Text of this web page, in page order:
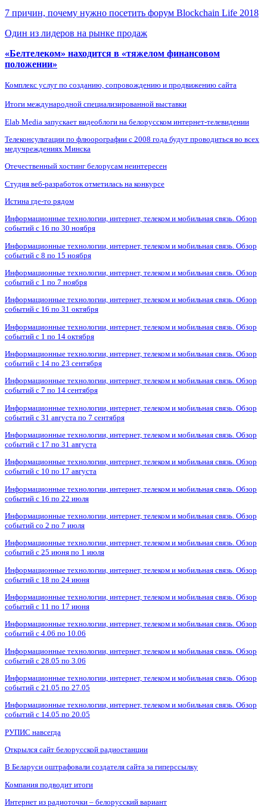
7 причин, почему нужно посетить форум Blockchain Life 2018
Один из лидеров на рынке продаж
«Белтелеком» находится в «тяжелом финансовом
положении»
Комплекс услуг по созданию, сопровождению и продвижению сайта
Итоги международной специализированной выставки
Elab Media запускает видеоблоги на белорусском интернет-телевидении
Телеконсультации по флюорографии с 2008 года будут проводиться во всех
медучреждениях Минска
Отечественный хостинг белорусам неинтересен
Студия веб-разработок отметилась на конкурсе
Истина где-то рядом
Информационные технологии, интернет, телеком и мобильная связь. Обзор
событий с 16 по 30 ноября
Информационные технологии, интернет, телеком и мобильная связь. Обзор
событий с 8 по 15 ноября
Информационные технологии, интернет, телеком и мобильная связь. Обзор
событий с 1 по 7 ноября
Информационные технологии, интернет, телеком и мобильная связь. Обзор
событий с 16 по 31 октября
Информационные технологии, интернет, телеком и мобильная связь. Обзор
событий с 1 по 14 октября
Информационные технологии, интернет, телеком и мобильная связь. Обзор
событий с 14 по 23 сентября
Информационные технологии, интернет, телеком и мобильная связь. Обзор
событий с 7 по 14 сентября
Информационные технологии, интернет, телеком и мобильная связь. Обзор
событий с 31 августа по 7 сентября
Информационные технологии, интернет, телеком и мобильная связь. Обзор
событий с 17 по 31 августа
Информационные технологии, интернет, телеком и мобильная связь. Обзор
событий с 10 по 17 августа
Информационные технологии, интернет, телеком и мобильная связь. Обзор
событий с 16 по 22 июля
Информационные технологии, интернет, телеком и мобильная связь. Обзор
событий со 2 по 7 июля
Информационные технологии, интернет, телеком и мобильная связь. Обзор
событий с 25 июня по 1 июля
Информационные технологии, интернет, телеком и мобильная связь. Обзор
событий с 18 по 24 июня
Информационные технологии, интернет, телеком и мобильная связь. Обзор
событий с 11 по 17 июня
Информационные технологии, интернет, телеком и мобильная связь. Обзор
событий с 4.06 по 10.06
Информационные технологии, интернет, телеком и мобильная связь. Обзор
событий с 28.05 по 3.06
Информационные технологии, интернет, телеком и мобильная связь. Обзор
событий с 21.05 по 27.05
Информационные технологии, интернет, телеком и мобильная связь. Обзор
событий с 14.05 по 20.05
РУПИС навсегда
Открылся сайт белорусской радиостанции
В Беларуси оштрафовали создателя сайта за гиперссылку
Компания подводит итоги
Интернет из радиоточки – белорусский вариант